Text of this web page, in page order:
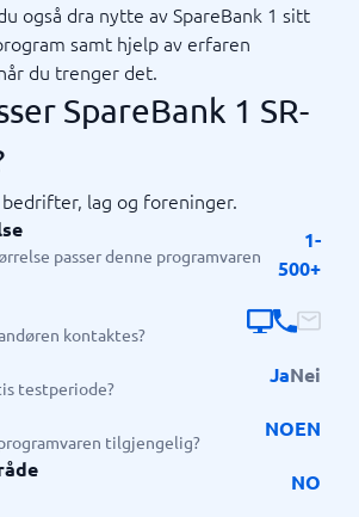
også dra nytte av SpareBank 1 sitt
samt hjelp av erfaren
du trenger det.
SpareBank 1 SR-
lag og foreninger.
passer denne programvaren
1-
500+
kontaktes?
testperiode?
JaNei
tilgjengelig?
NOEN
NO